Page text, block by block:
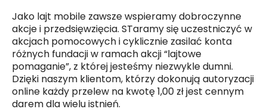
Jako lajt mobile zawsze wspieramy dobroczynne
akcje i przedsięwzięcia. STaramy się uczestniczyć w
akcjach pomocowych i cyklicznie zasilać konta
różnych fundacji w ramach akcji “lajtowe
pomaganie”, z której jesteśmy niezwykle dumni.
Dzięki naszym klientom, którzy dokonują autoryzacji
online każdy przelew na kwotę 1,00 zł jest cennym
darem dla wielu istnień.